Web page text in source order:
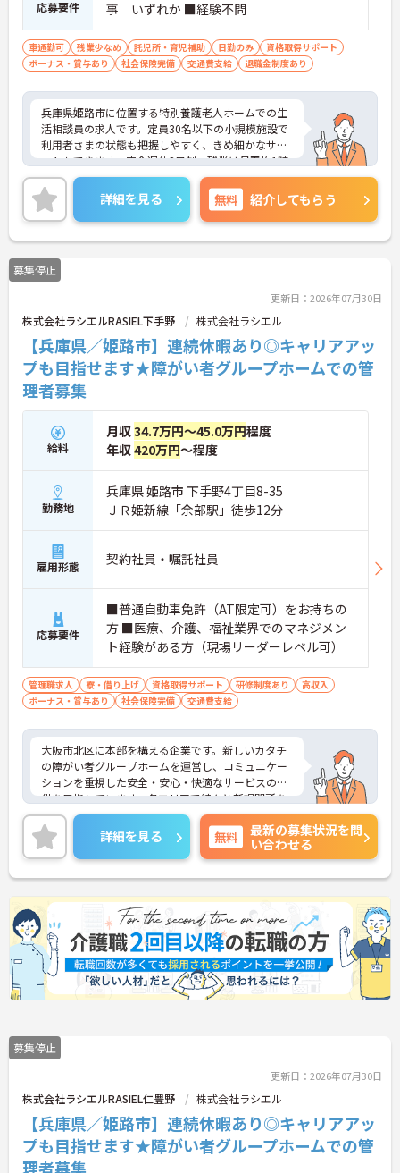
応募要件 事 いずれか ■経験不問
車通勤可 残業少なめ 託児所・育児補助 日勤のみ
資格取得サポート
ボーナス・賞与あり
社会保険完備 交通費支給 退職金制度あり
兵庫県姫路市に位置する特別養護老人ホームでの生
活相談員の求人です。定員30名以下の小規模施設で
利用者さまの状態も把握しやすく、きめ細かなサポ
ートもできます。完全週休2日制、残業は月平均1時
間程度と少なく、プライベートとの両立もしやすい
環境です。ご興味のある方には、面接対策ポイント
など、さらに詳細をお話しいたしますのでお気軽に
ご相談ください！
詳細を見る 無料 紹介してもらう
募集停止
更新日：2026年07月30日
株式会社ラシエルRASIEL下手野 株式会社ラシエル
【兵庫県／姫路市】連続休暇あり◎キャリアアッ
プも目指せます★障がい者グループホームでの管
理者募集
給料
月収34.7万円～45.0万円程度
年収420万円～程度
勤務地
兵庫県 姫路市 下手野4丁目8-35
ＪＲ姫新線「余部駅」徒歩12分
雇用形態 契約社員・嘱託社員
応募要件
■普通自動車免許（AT限定可）をお持ちの
方 ■医療、介護、福祉業界でのマネジメン
ト経験がある方（現場リーダーレベル可）
管理職求人 寮・借り上げ 資格取得サポート 研修制度あり
高収入
ボーナス・賞与あり
社会保険完備 交通費支給
大阪市北区に本部を構える企業です。新しいカタチ
の障がい者グループホームを運営し、コミュニケー
ションを重視した安全・安心・快適なサービスの提
供を目指しています。各エリアで続々と新規開所を
している成長企業で働きませんか？ご興味のある方
には、面接対策ポイントなど、さらに詳細をお話し
いたしますのでお気軽にご相談ください！
詳細を見る 無料
最新の募集状況を問
い合わせる
募集停止
更新日：2026年07月30日
株式会社ラシエルRASIEL仁豊野 株式会社ラシエル
【兵庫県／姫路市】連続休暇あり◎キャリアアッ
プも目指せます★障がい者グループホームでの管
理者募集